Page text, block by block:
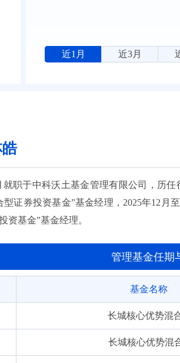
近1月 近3月
就职于中科沃土基金管理有限公司，历
证券投资基金”基金经理，2025年12月
资基金”基金经理。
管理基金任期
基金名称
长城核心优势混
长城核心优势混